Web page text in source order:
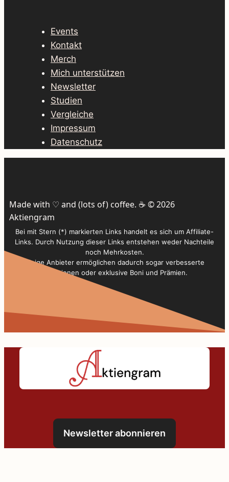
Events
Kontakt
Merch
Mich unterstützen
Newsletter
Studien
Vergleiche
Impressum
Datenschutz
Made with ♡ and (lots of) coffee. ☕️ © 2026
Aktiengram
Bei mit Stern (*) markierten Links handelt es sich um Affiliate-
Links. Durch Nutzung dieser Links entstehen weder Nachteile
noch Mehrkosten.
Einige Anbieter ermöglichen dadurch sogar verbesserte
Konditionen oder exklusive Boni und Prämien.
Newsletter abonnieren